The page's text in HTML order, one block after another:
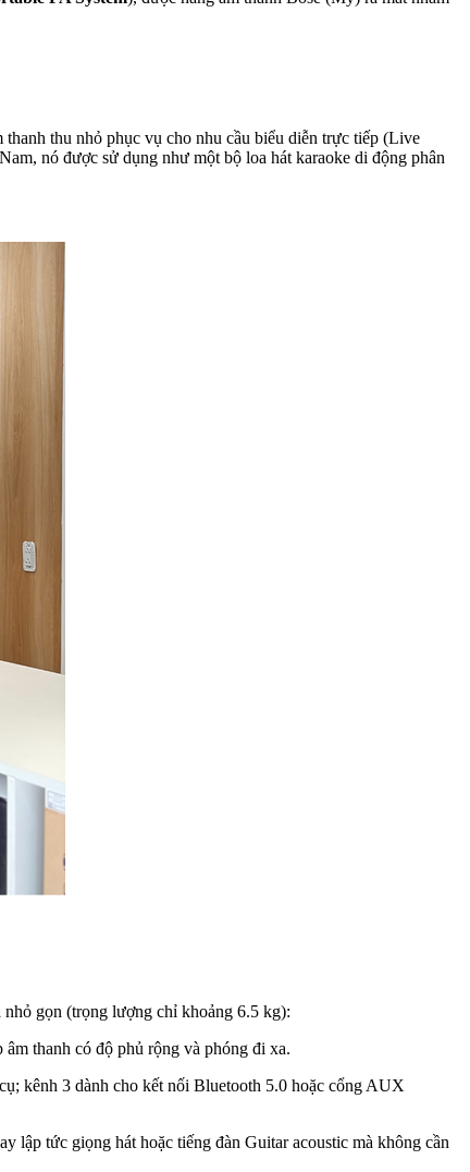
thanh thu nhỏ phục vụ cho nhu cầu biểu diễn trực tiếp (Live
nó được sử dụng như một bộ loa hát karaoke di động phân
nhỏ gọn (trọng lượng chỉ khoảng 6.5 kg):
thanh có độ phủ rộng và phóng đi xa.
kênh 3 dành cho kết nối Bluetooth 5.0 hoặc cổng AUX
lập tức giọng hát hoặc tiếng đàn Guitar acoustic mà không cần